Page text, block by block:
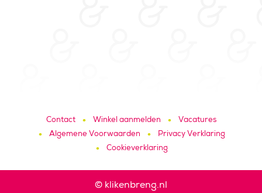
Contact Winkel aanmelden
Vacatures
Algemene Voorwaarden
Privacy Verklaring
Cookieverklaring
© klikenbreng.nl